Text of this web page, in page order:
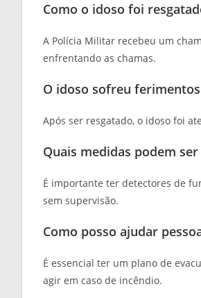
Como o idoso foi
A Polícia Militar recebeu um
enfrentando as chamas.
O idoso sofreu
Após ser resgatado, o idoso foi
Quais medidas podem
É importante ter detectores de
sem supervisão.
Como posso ajudar
É essencial ter um plano de
agir em caso de incêndio.